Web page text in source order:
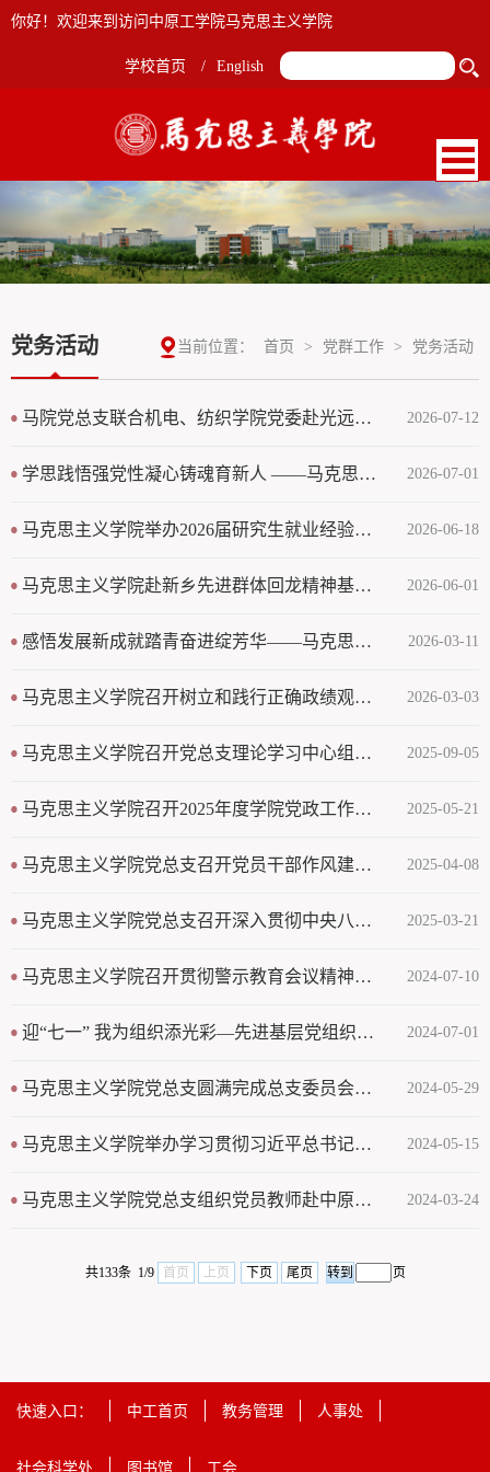
你好！欢迎来到访问中原工学院马克思主义学院
学校首页 / English
党务活动 当前位置： 首页 > 党群工作 > 党务活动
马院党总支联合机电、纺织学院党委赴光远新材开展大思政协同育人实践研学活动 2026-07-12
学思践悟强党性凝心铸魂育新人 ——马克思主义学院集中收看庆祝中国共产党成立105周年大会实况直播 2026-07-01
马克思主义学院举办2026届研究生就业经验分享交流会暨毕业生党员离校主题教育会 2026-06-18
马克思主义学院赴新乡先进群体回龙精神基地开展主题党日活动 2026-06-01
感悟发展新成就踏青奋进绽芳华——马克思主义学院工会开展庆“三八”主题活动 2026-03-11
马克思主义学院召开树立和践行正确政绩观学习教育启动部署会 2026-03-03
马克思主义学院召开党总支理论学习中心组学习会议--专题学习《中原工学院2025年工作绩效考核办法》 2025-09-05
马克思主义学院召开2025年度学院党政工作计划春季学期完成情况督查会议 2025-05-21
马克思主义学院党总支召开党员干部作风建设培训会 2025-04-08
马克思主义学院党总支召开深入贯彻中央八项规定精神学习教育工作部署会 2025-03-21
马克思主义学院召开贯彻警示教育会议精神研讨交流会 2024-07-10
迎“七一” 我为组织添光彩—先进基层党组织风采展示｜马克思主义学院党总支 2024-07-01
马克思主义学院党总支圆满完成总支委员会换届选举工作 2024-05-29
马克思主义学院举办学习贯彻习近平总书记关于思政课建设重要指示交流研讨会 2024-05-15
马克思主义学院党总支组织党员教师赴中原豫西抗日纪念园开展党日活动 2024-03-24
共133条 1/9 首页 上页 下页 尾页 页
快速入口： 中工首页 教务管理 人事处
社会科学处 图书馆 工会